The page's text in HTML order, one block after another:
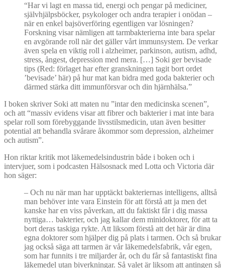
“Har vi lagt en massa tid, energi och pengar på mediciner,
självhjälpsböcker, psykologer och andra terapier i onödan –
när en enkel bajsöverföring egentligen var lösningen?
Forskning visar nämligen att tarmbakterierna inte bara spelar
en avgörande roll när det gäller vårt immunsystem. De verkar
även spela en viktig roll i alzheimer, parkinson, autism, adhd,
stress, ångest, depression med mera. […] Soki ger bevisade
tips (Red: förlaget har efter granskningen tagit bort ordet
’bevisade’ här) på hur mat kan bidra med goda bakterier och
därmed stärka ditt immunförsvar och din hjärnhälsa.”
I boken skriver Soki att maten nu ”intar den medicinska scenen”,
och att “massiv evidens visar att fibrer och bakterier i mat inte bara
spelar roll som förebyggande livsstilsmedicin, utan även besitter
potential att behandla svårare åkommor som depression, alzheimer
och autism”.
Hon riktar kritik mot läkemedelsindustrin både i boken och i
intervjuer, som i podcasten Hälsosnack med Lotta och Victoria där
hon säger:
– Och nu när man har upptäckt bakteriernas intelligens, alltså
man behöver inte vara Einstein för att förstå att ja men det
kanske har en viss påverkan, att du faktiskt får i dig massa
nyttiga… bakterier, och jag kallar dem minidoktorer, för att ta
bort deras taskiga rykte. Att liksom förstå att det här är dina
egna doktorer som hjälper dig på plats i tarmen. Och så brukar
jag också säga att tarmen är vår läkemedelsfabrik, vår egen,
som har funnits i tre miljarder år, och du får så fantastiskt fina
läkemedel utan biverkningar. Så valet är liksom att antingen så